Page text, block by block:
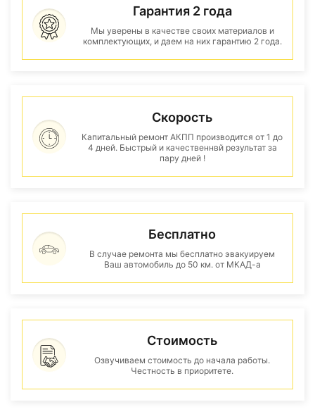
Гарантия 2 года
Мы уверены в качестве своих материалов и
комплектующих, и даем на них гарантию 2 года.
Скорость
Капитальный ремонт АКПП производится от 1 до
4 дней. Быстрый и качественнвй результат за
пару дней !
Бесплатно
В случае ремонта мы бесплатно эвакуируем
Ваш автомобиль до 50 км. от МКАД-а
Стоимость
Озвучиваем стоимость до начала работы.
Честность в приоритете.